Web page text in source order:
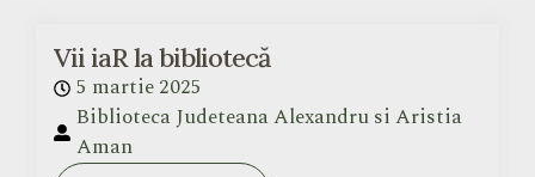
Vii iaR la bibliotecă
5 martie 2025
Biblioteca Judeteana Alexandru si Aristia
Aman